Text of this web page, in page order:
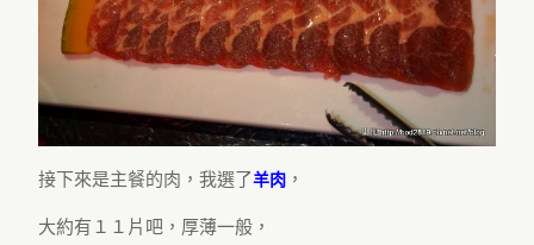
接下來是主餐的肉，我選了羊肉 ，
大約有１１片吧，厚薄一般，